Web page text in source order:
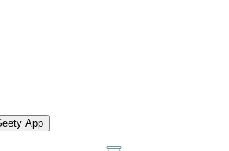
App